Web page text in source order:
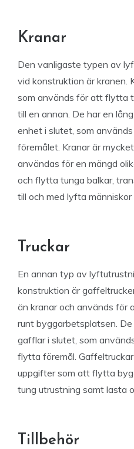
Kranar
Den vanligaste typen av
vid konstruktion är kranen.
som används för att flytta
till en annan. De har en
enhet i slutet, som
föremålet. Kranar är
användas för en mängd
och flytta tunga balkar,
till och med lyfta människor
Truckar
En annan typ av
konstruktion är
än kranar och används
runt byggarbetsplatsen.
gafflar i slutet, som
flytta föremål.
uppgifter som att flytta
tung utrustning samt lasta
Tillbehör